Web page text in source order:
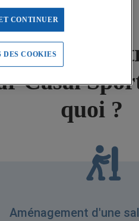
Sport en
Casal
quoi ?
Aménagement d'une
CONTINUER
DES COOKIES